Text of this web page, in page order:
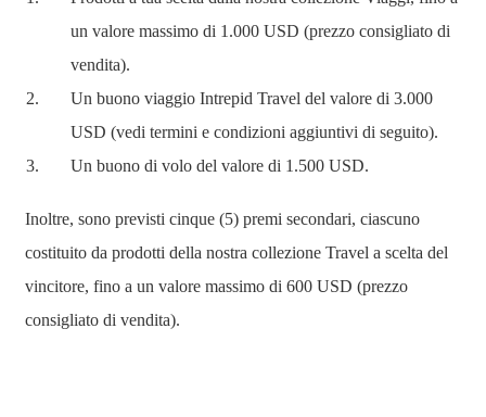
un valore massimo di 1.000 USD (prezzo consigliato di
vendita).
Un buono viaggio Intrepid Travel del valore di 3.000
USD (vedi termini e condizioni aggiuntivi di seguito).
Un buono di volo del valore di 1.500 USD.
Inoltre, sono previsti cinque (5) premi secondari, ciascuno
costituito da prodotti della nostra collezione Travel a scelta del
vincitore, fino a un valore massimo di 600 USD (prezzo
consigliato di vendita).